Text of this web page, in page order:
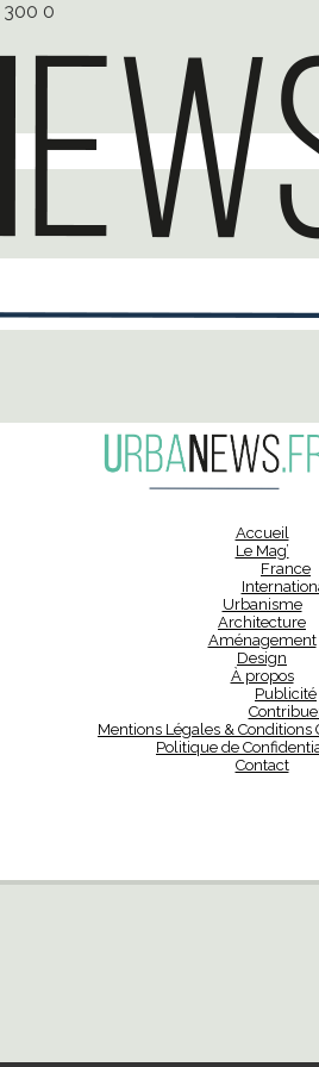
300 0
Accueil
Le Mag’
France
Urbanisme
Architecture
Aménagement
Design
À propos
Publicité
Mentions Légales & Conditions
Politique de
Contact